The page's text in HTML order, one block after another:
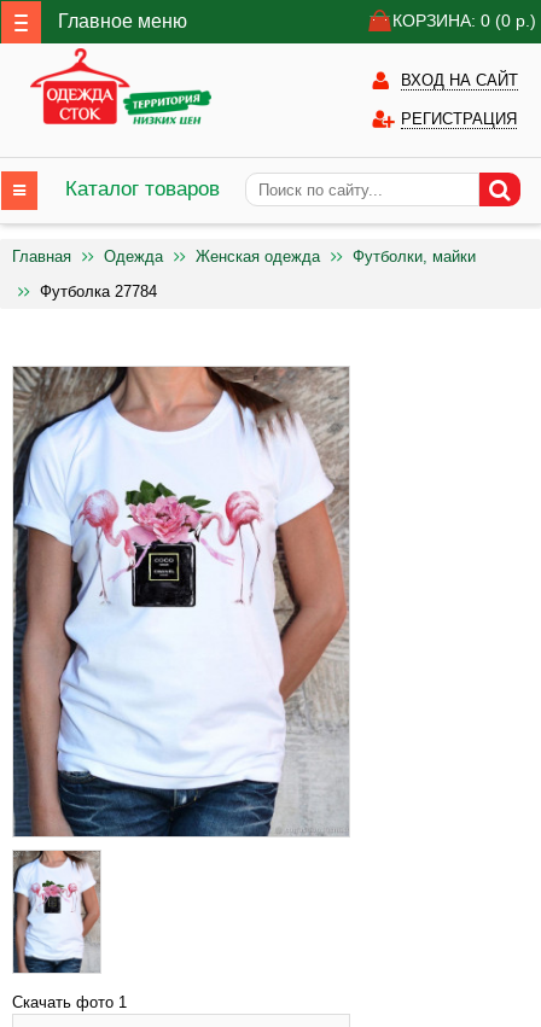
Главное меню КОРЗИНА: 0 (0 р.)
ВХОД НА САЙТ
РЕГИСТРАЦИЯ
Каталог товаров
Главная Одежда Женская одежда
Футболки, майки
Футболка 27784
Скачать фото 1